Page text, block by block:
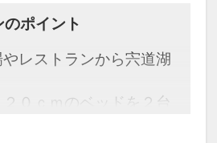
城で、現存天守は国
ても有名で、『日本さ
』や『都市景観１００
ます。
ット♪（１）
園）・・・徒歩で約１
ポイント
レストランから宍道湖
０ｃｍのベッドを２台